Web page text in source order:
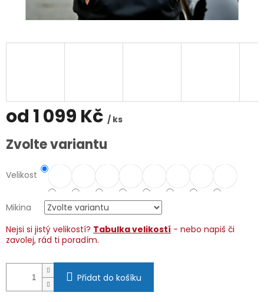
od 1 099 Kč / ks
Měrná
cena:
Zvolte variantu
Velikost
Mikina
Nejsi si jistý velikostí? Tabulka velikostí - nebo napiš či
zavolej, rád ti poradím.
Přidat do košíku